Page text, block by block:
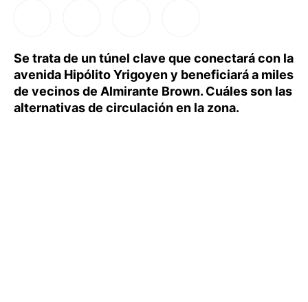
Se trata de un túnel clave que conectará con la
avenida Hipólito Yrigoyen y beneficiará a miles
de vecinos de Almirante Brown. Cuáles son las
alternativas de circulación en la zona.